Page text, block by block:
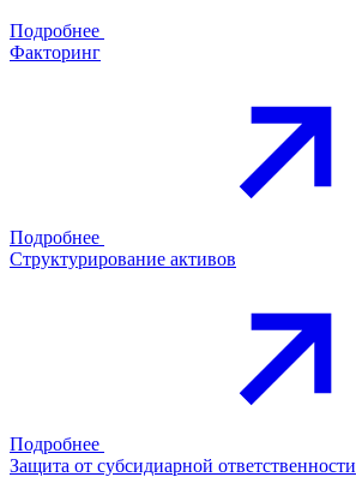
Подробнее
Факторинг
Подробнее
Структурирование активов
Подробнее
Защита от субсидиарной ответственности